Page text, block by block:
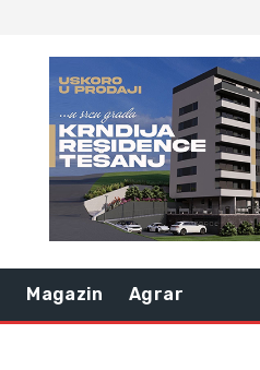
Magazin Agrar